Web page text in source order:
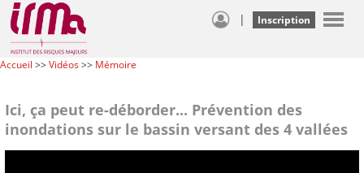
| Inscription
Accueil >>Vidéos>> Mémoire
Ici, ça peut re-déborder... Prévention des
inondations sur le bassin versant des 4 vallées